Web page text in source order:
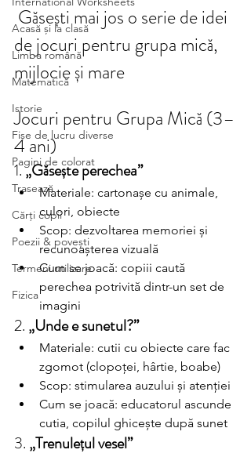
Acasă și la clasă
Limba română
Matematică
Istorie
Fișe de lucru diverse
Pagini de colorat
Trasează
Cărți copii
Poezii & povești
Termeni utilizare
Fizica
Găsești mai jos o serie de idei
de jocuri pentru grupa mică,
mijlocie și mare
Jocuri pentru Grupa Mică (3–
4 ani)
1. „Găsește perechea”
Materiale: cartonașe cu animale,
culori, obiecte
Scop: dezvoltarea memoriei și
recunoașterea vizuală
Cum se joacă: copiii caută
perechea potrivită dintr-un set de
imagini
2. „Unde e sunetul?”
Materiale: cutii cu obiecte care fac
zgomot (clopoței, hârtie, boabe)
Scop: stimularea auzului și atenției
Cum se joacă: educatorul ascunde
cutia, copilul ghicește după sunet
3. „Trenulețul vesel”